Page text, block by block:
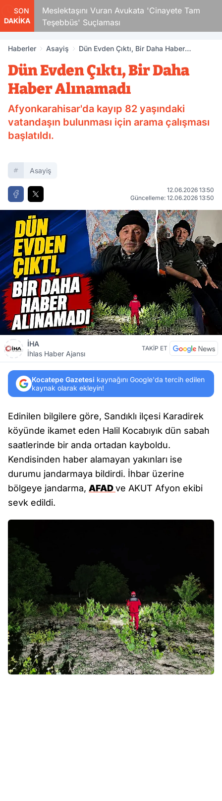
SON
DAKİKA
Meslektaşını Vuran Avukata 'Cinayete Tam
Teşebbüs' Suçlaması
Haberler Asayiş
Dün Evden Çıktı, Bir Daha Haber
Dün Evden Çıktı, Bir Daha
Haber Alınamadı
Afyonkarahisar'da kayıp 82 yaşındaki
vatandaşın bulunması için arama çalışması
başlatıldı.
Asayiş
12.06.2026 13:50
Güncelleme: 12.06.2026 13:50
İHA
İhlas Haber Ajansı
TAKİP ET
Kocatepe Gazetesi kaynağını Google'da tercih edilen
kaynak olarak ekleyin!
Edinilen bilgilere göre, Sandıklı ilçesi Karadirek
köyünde ikamet eden Halil Kocabıyık dün sabah
saatlerinde bir anda ortadan kayboldu.
Kendisinden haber alamayan yakınları ise
durumu jandarmaya bildirdi. İhbar üzerine
bölgeye jandarma, AFADve AKUT Afyon ekibi
sevk edildi.